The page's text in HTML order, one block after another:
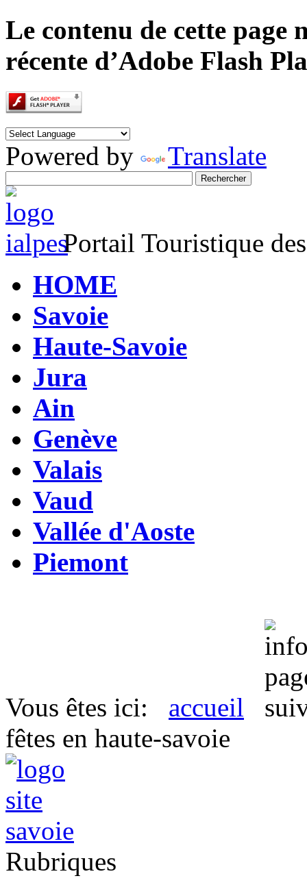
Le contenu de cette page
récente d’Adobe Flash
Powered by Translate
Portail Touristique
HOME
Savoie
Haute-Savoie
Jura
Ain
Genève
Valais
Vaud
Vallée d'Aoste
Piemont
Vous êtes ici:
accueil
fêtes en haute-savoie
Rubriques